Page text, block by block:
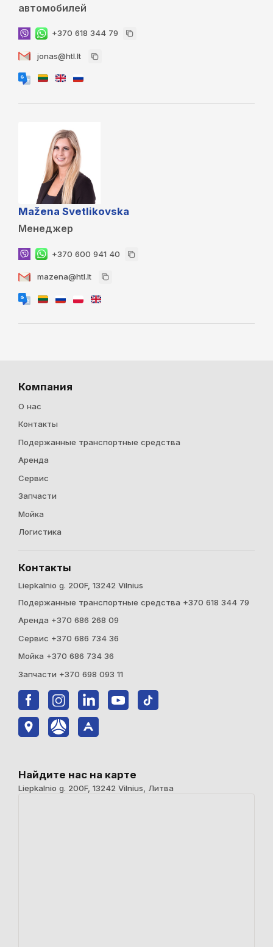
автомобилей
+370 618 344 79
jonas@htl.lt
Mažena Svetlikovska
Менеджер
+370 600 941 40
mazena@htl.lt
Компания
О нас
Контакты
Подержанные транспортные средства
Аренда
Cервис
Запчасти
Мойка
Логистика
Контакты
Liepkalnio g. 200F, 13242 Vilnius
Подержанные транспортные средства +370 618 344 79
Аренда +370 686 268 09
Cервис +370 686 734 36
Мойка +370 686 734 36
Запчасти +370 698 093 11
Найдите нас на карте
Liepkalnio g. 200F, 13242 Vilnius, Литва